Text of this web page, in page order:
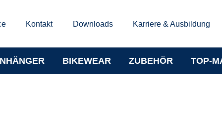
Kontakt Downloads Karriere & Ausbildung
BIKEWEAR ZUBEHÖR TOP-